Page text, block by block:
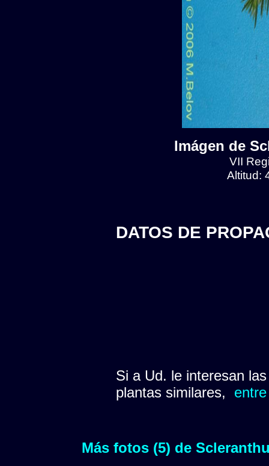
Imágen de
VII
Altitud:
DATOS DE
Si a Ud. le interesan
plantas similares,
Más fotos (5) de